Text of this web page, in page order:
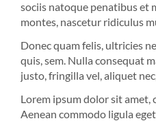
sociis natoque penatibus et
montes, nascetur ridiculus
Donec quam felis, ultricies
quis, sem. Nulla consequat
justo, fringilla vel, aliquet
Lorem ipsum dolor sit amet,
Aenean commodo ligula